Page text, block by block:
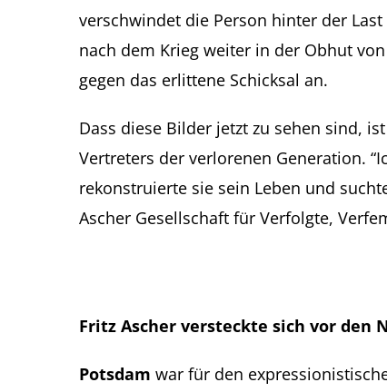
verschwindet die Person hinter der
nach dem Krieg weiter in der Obhut
gegen das erlittene Schicksal an.
Dass diese Bilder jetzt zu sehen sind,
Vertreters der verlorenen Generation.
rekonstruierte sie sein Leben und
Ascher Gesellschaft für Verfolgte,
Fritz Ascher versteckte sich vor den
Potsdam war für den